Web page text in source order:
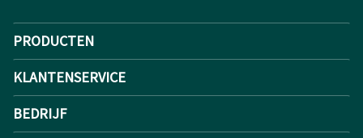
PRODUCTEN
KLANTENSERVICE
BEDRIJF